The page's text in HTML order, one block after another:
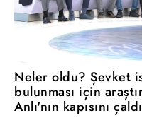
Neler oldu? Şevket
bulunması için
Anlı'nın kapısını